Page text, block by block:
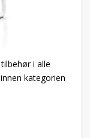
i alle
kategorien